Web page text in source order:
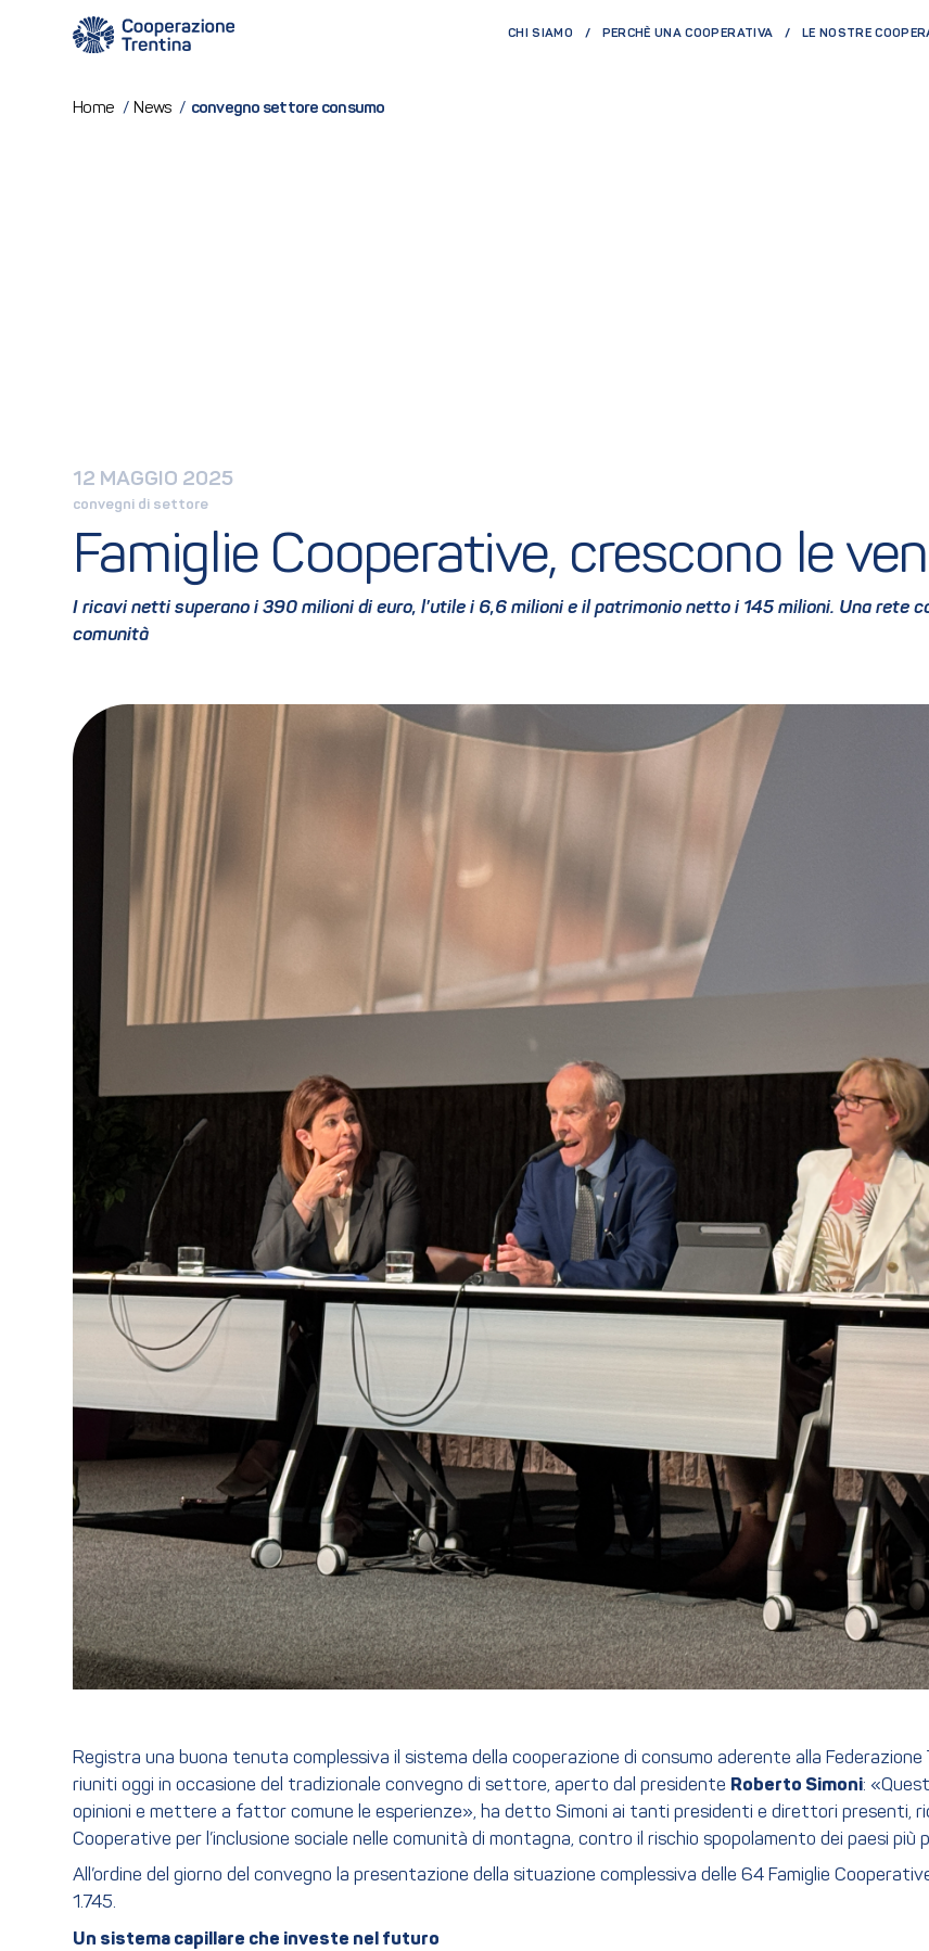
CHI SIAMO PERCHÈ UNA COOPERATIVA LE NOSTRE
Home / News / convegno settore consumo
12 MAGGIO 2025
convegni di settore
Famiglie Cooperative, crescono le
I ricavi netti superano i 390 milioni di euro, l’utile i 6,6 milioni e il patrimonio netto i 145 milioni. Una rete
comunità
Registra una buona tenuta complessiva il sistema della cooperazione di consumo aderente alla
riuniti oggi in occasione del tradizionale convegno di settore, aperto dal presidente Roberto Simoni:
opinioni e mettere a fattor comune le esperienze», ha detto Simoni ai tanti presidenti e direttori presenti,
Cooperative per l’inclusione sociale nelle comunità di montagna, contro il rischio spopolamento dei paesi più
All’ordine del giorno del convegno la presentazione della situazione complessiva delle 64 Famiglie
1.745.
Un sistema capillare che investe nel futuro